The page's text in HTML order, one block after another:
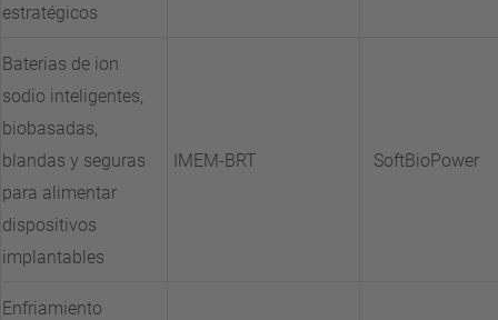
estratégicos
Baterias de ion
sodio inteligentes,
biobasadas,
blandas y seguras
para alimentar
dispositivos
implantables
IMEM-BRT SoftBioPower
Enfriamiento